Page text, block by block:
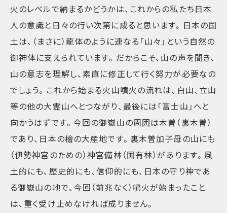
火のレベルで納まるかどうかは、これからの私たち日本
人の意識と日々の行い次第に成ると思います。日本の国
土は、（まさに）龍体のように連なる「山々」という自然の
御神体に支えられています。だからこそ、山の声を聞き、
山の意志を理解し、素直に修正して行く努力が必要なの
でしょう。これから始まる火山噴火の流れは、白山、立山
等の他の大霊山へとつながり、最後には「富士山」へと
向かうはずです。今回の御嶽山の周囲は木曽（裏木曽）
であり、日本の檜の大産地です。裏木曽加子母の山にも
（伊勢神宮のための）神宮備林（国有林）があります。風
土的にも、歴史的にも、信仰的にも、日本の守り神であ
る御嶽山の地で、今回（前兆なく）噴火が始まったこと
は、重く受け止めなければ成りません。